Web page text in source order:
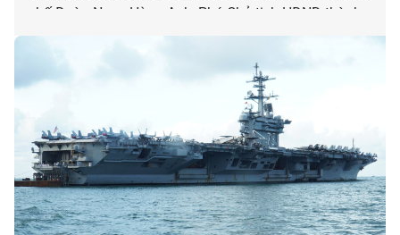
phố Đoàn Ngọc Hùng Anh; Phó Chủ tịch HĐND thành
phố Nguyễn Công Thanh chủ trì kỳ họp.